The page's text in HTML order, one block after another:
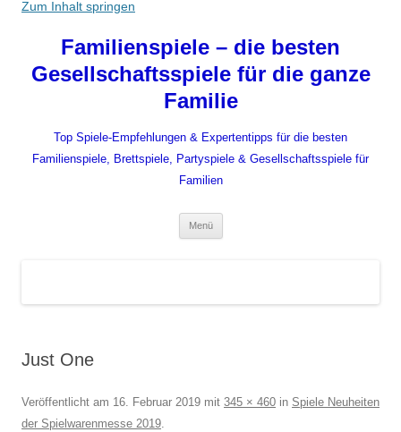
Zum Inhalt springen
Familienspiele – die besten
Gesellschaftsspiele für die ganze
Familie
Top Spiele-Empfehlungen & Expertentipps für die besten
Familienspiele, Brettspiele, Partyspiele & Gesellschaftsspiele für
Familien
Menü
Just One
Veröffentlicht am 16. Februar 2019 mit 345 × 460 in Spiele Neuheiten
der Spielwarenmesse 2019.